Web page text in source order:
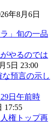
年8月6日
」旬の一品
やるのでは
5日 23:00
預言の示し
日午前時
17:55
権トップ再